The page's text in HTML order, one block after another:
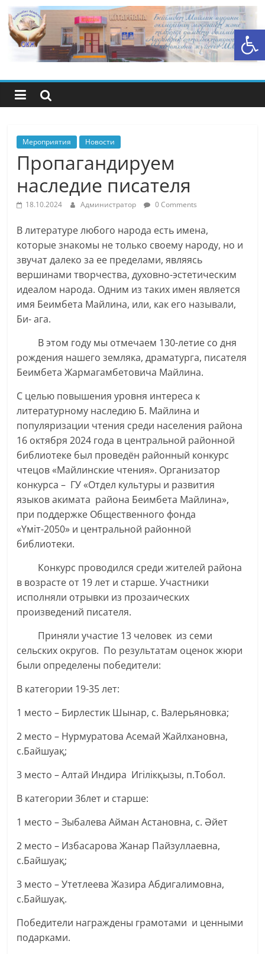
Открыть панель инструментов
Перейти
содержимому
Центральная
библиотечная
система
района
Беимбета
Майлина
Мероприятия Новости
Пропагандируем
наследие писателя
18.10.2024 Администратор 0 Comments
В литературе любого народа есть имена,
которые знакомы не только своему народу, но и
звучат далеко за ее пределами, являясь
вершинами творчества, духовно-эстетическим
идеалом народа. Одним из таких имен является
имя Беимбета Майлина, или, как его называли,
Би- ага.
В этом году мы отмечаем 130-летие со дня
рождения нашего земляка, драматурга, писателя
Беимбета Жармагамбетовича Майлина.
С целью повышения уровня интереса к
литературному наследию Б. Майлина и
популяризации чтения среди населения района
16 октября 2024 года в центральной районной
библиотеке был проведён районный конкурс
чтецов «Майлинские чтения». Организатор
конкурса – ГУ «Отдел культуры и развития
языков акимата района Беимбета Майлина»,
при поддержке Общественного фонда
«Үміт-2050» и центральной районной
библиотеки.
Конкурс проводился среди жителей района
в возрасте от 19 лет и старше. Участники
исполняли отрывки из прозаических
произведений писателя.
Приняли участие 13 человек из семи
сельских округов. По результатам оценок жюри
были определены победители:
В категории 19-35 лет:
1 место – Бирлестик Шынар, с. Валерьяновка;
2 место – Нурмуратова Асемай Жайлхановна,
с.Байшуақ;
3 место – Алтай Индира Игілікқызы, п.Тобол.
В категории 36лет и старше:
1 место – Зыбалева Айман Астановна, с. Әйет
2 место – Избасарова Жанар Пайзуллаевна,
с.Байшуақ;
3 место – Утетлеева Жазира Абдигалимовна,
с.Байшуақ.
Победители награждены грамотами и ценными
подарками.